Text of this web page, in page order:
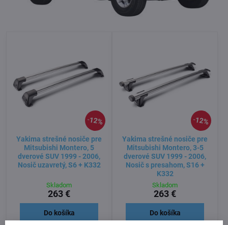
12%
Yakima strešné nosiče pre
Mitsubishi Montero, 5
dverové SUV 1999 - 2006,
Nosič uzavretý, S6 + K332
Skladom
263 €
Do košíka
12%
Yakima strešné nosiče pre
Mitsubishi Montero, 3-5
dverové SUV 1999 - 2006,
Nosič s presahom, S16 +
K332
Skladom
263 €
Do košíka